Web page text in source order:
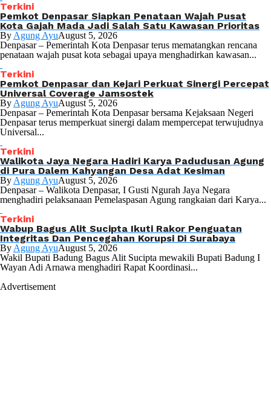
Terkini
Pemkot Denpasar Siapkan Penataan Wajah Pusat
Kota Gajah Mada Jadi Salah Satu Kawasan Prioritas
By Agung AyuAugust 5, 2026
Denpasar – Pemerintah Kota Denpasar terus mematangkan rencana
penataan wajah pusat kota sebagai upaya menghadirkan kawasan...
Terkini
Pemkot Denpasar dan Kejari Perkuat Sinergi Percepat
Universal Coverage Jamsostek
By Agung AyuAugust 5, 2026
Denpasar – Pemerintah Kota Denpasar bersama Kejaksaan Negeri
Denpasar terus memperkuat sinergi dalam mempercepat terwujudnya
Universal...
Terkini
Walikota Jaya Negara Hadiri Karya Padudusan Agung
di Pura Dalem Kahyangan Desa Adat Kesiman
By Agung AyuAugust 5, 2026
Denpasar – Walikota Denpasar, I Gusti Ngurah Jaya Negara
menghadiri pelaksanaan Pemelaspasan Agung rangkaian dari Karya...
Terkini
Wabup Bagus Alit Sucipta Ikuti Rakor Penguatan
Integritas Dan Pencegahan Korupsi Di Surabaya
By Agung AyuAugust 5, 2026
Wakil Bupati Badung Bagus Alit Sucipta mewakili Bupati Badung I
Wayan Adi Arnawa menghadiri Rapat Koordinasi...
Advertisement